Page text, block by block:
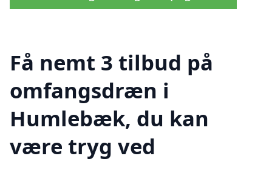
Få nemt 3 tilbud på
omfangsdræn i
Humlebæk, du kan
være tryg ved